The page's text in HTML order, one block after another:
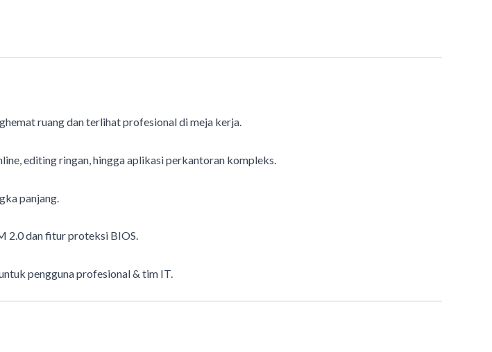
ruang dan terlihat profesional di meja kerja.
editing ringan, hingga aplikasi perkantoran kompleks.
panjang.
2.0 dan fitur proteksi BIOS.
pengguna profesional & tim IT.